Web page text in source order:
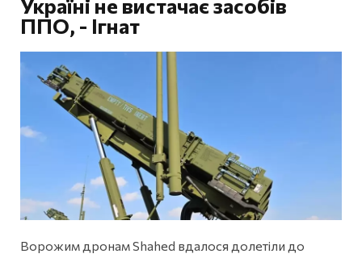
Україні не вистачає засобів
ППО, - Ігнат
Ворожим дронам Shahed вдалося долетіли до